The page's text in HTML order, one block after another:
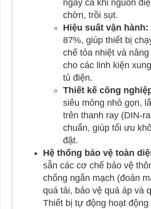
ngay cả khi nguồn
chờn, trồi sụt.
Hiệu suất vận hành:
87%, giúp thiết bị
chế tỏa nhiệt và
cho các linh kiện
tủ điện.
Thiết kế công
siêu mỏng nhỏ gọn,
trên thanh ray (DIN-
chuẩn, giúp tối ưu
đặt.
Hệ thống bảo vệ toàn
sẵn các cơ chế bảo vệ
chống ngắn mạch (đoản
quá tải, bảo vệ quá áp và
Thiết bị tự động hoạt